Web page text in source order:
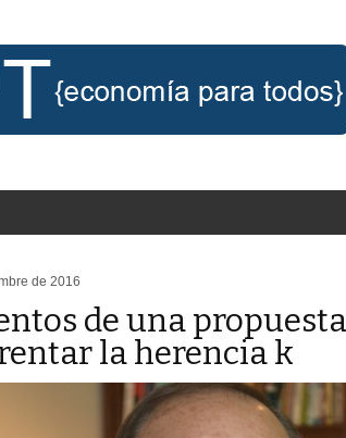
de 2016
de una
la herencia k